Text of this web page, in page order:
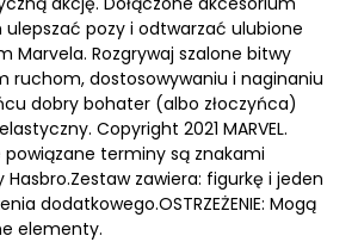
pozy i odtwarzać ulubione
Marvela. Rozgrywaj szalone bitwy
ruchom, dostosowywaniu i naginaniu
dobry bohater (albo złoczyńca)
Copyright 2021 MARVEL.
powiązane terminy są znakami
zawiera: figurkę i jeden
dodatkowego.OSTRZEŻENIE: Mogą
elementy.